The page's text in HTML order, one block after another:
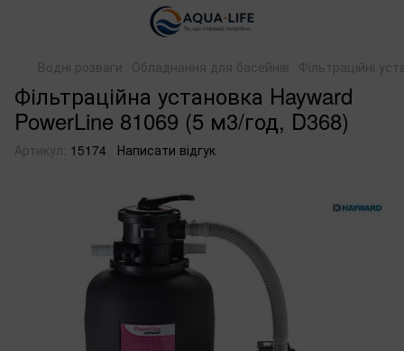
Водні розваги Обладнання для басейнів Фільтраційні
Фільтраційна установка Hayward
PowerLine 81069 (5 м3/год, D368)
Артикул: 15174 Написати відгук